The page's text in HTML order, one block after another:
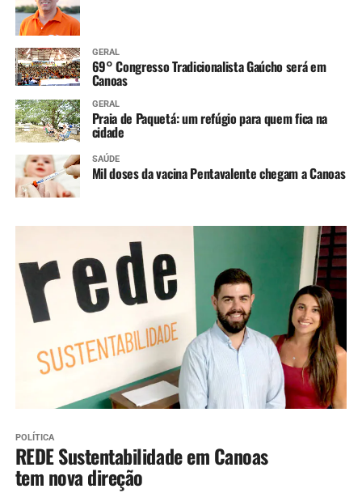
GERAL
69° Congresso Tradicionalista Gaúcho será em
Canoas
GERAL
Praia de Paquetá: um refúgio para quem fica na
cidade
SAÚDE
Mil doses da vacina Pentavalente chegam a Canoas
POLÍTICA
REDE Sustentabilidade em Canoas
tem nova direção